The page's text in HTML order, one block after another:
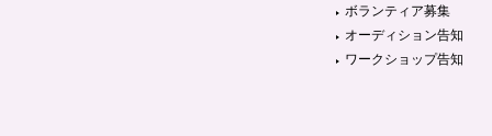
ボランティア募集
オーディション告知
ワークショップ告知